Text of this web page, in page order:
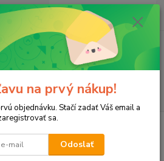
Menu
ks
za0 €
na prvý nákup!
objednávku. Stačí zadať Váš email a
sa.
Odoslať